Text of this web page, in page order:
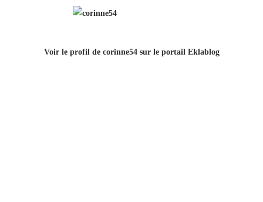
Voir le profil de corinne54sur le portail Eklablog